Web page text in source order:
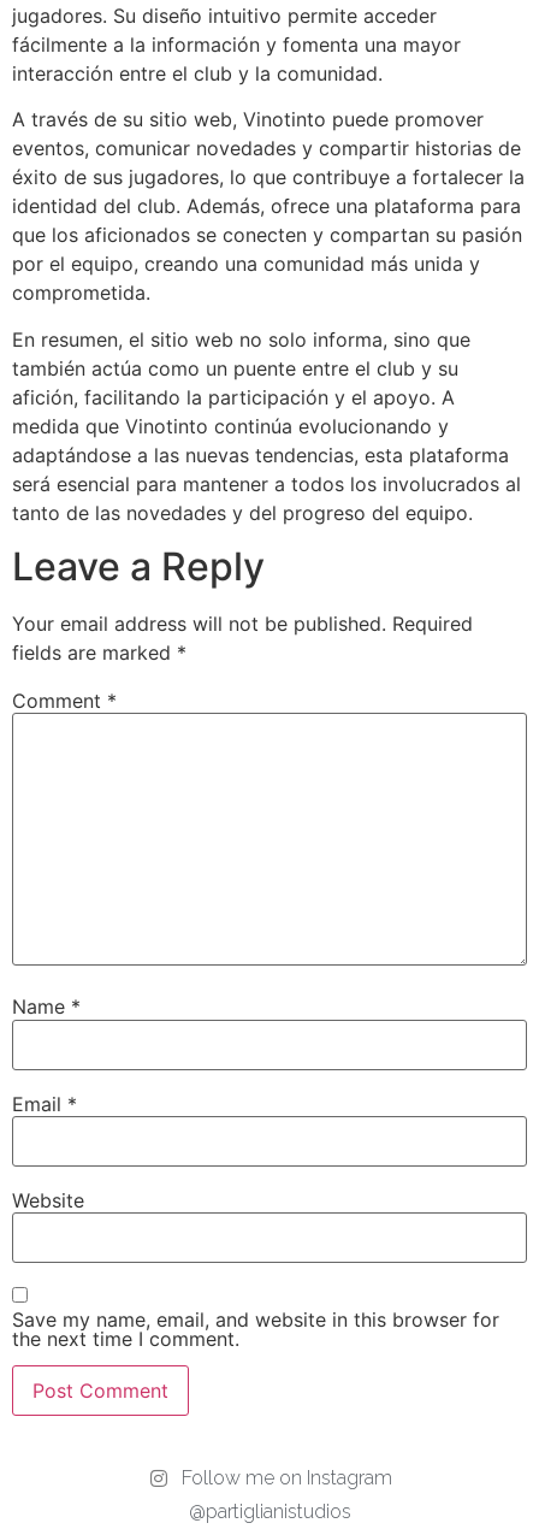
jugadores. Su diseño intuitivo permite acceder
fácilmente a la información y fomenta una mayor
interacción entre el club y la comunidad.
A través de su sitio web, Vinotinto puede promover
eventos, comunicar novedades y compartir historias de
éxito de sus jugadores, lo que contribuye a fortalecer la
identidad del club. Además, ofrece una plataforma para
que los aficionados se conecten y compartan su pasión
por el equipo, creando una comunidad más unida y
comprometida.
En resumen, el sitio web no solo informa, sino que
también actúa como un puente entre el club y su
afición, facilitando la participación y el apoyo. A
medida que Vinotinto continúa evolucionando y
adaptándose a las nuevas tendencias, esta plataforma
será esencial para mantener a todos los involucrados al
tanto de las novedades y del progreso del equipo.
Leave a Reply
Your email address will not be published. Required
fields are marked *
Comment *
Name *
Email *
Website
Save my name, email, and website in this browser for
the next time I comment.
Follow me on Instagram
@partiglianistudios